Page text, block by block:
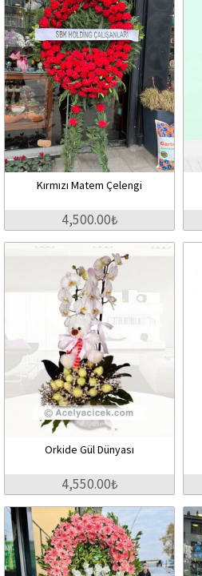
Kırmızı Matem Çelengi
4,500.00₺
Orkide Gül Dünyası
4,550.00₺